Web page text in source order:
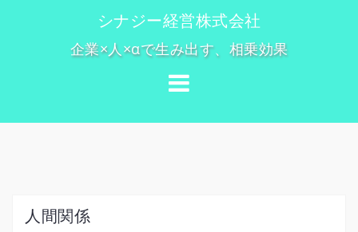
シナジー経営株式会社
企業×人×αで生み出す、相乗効果
人間関係